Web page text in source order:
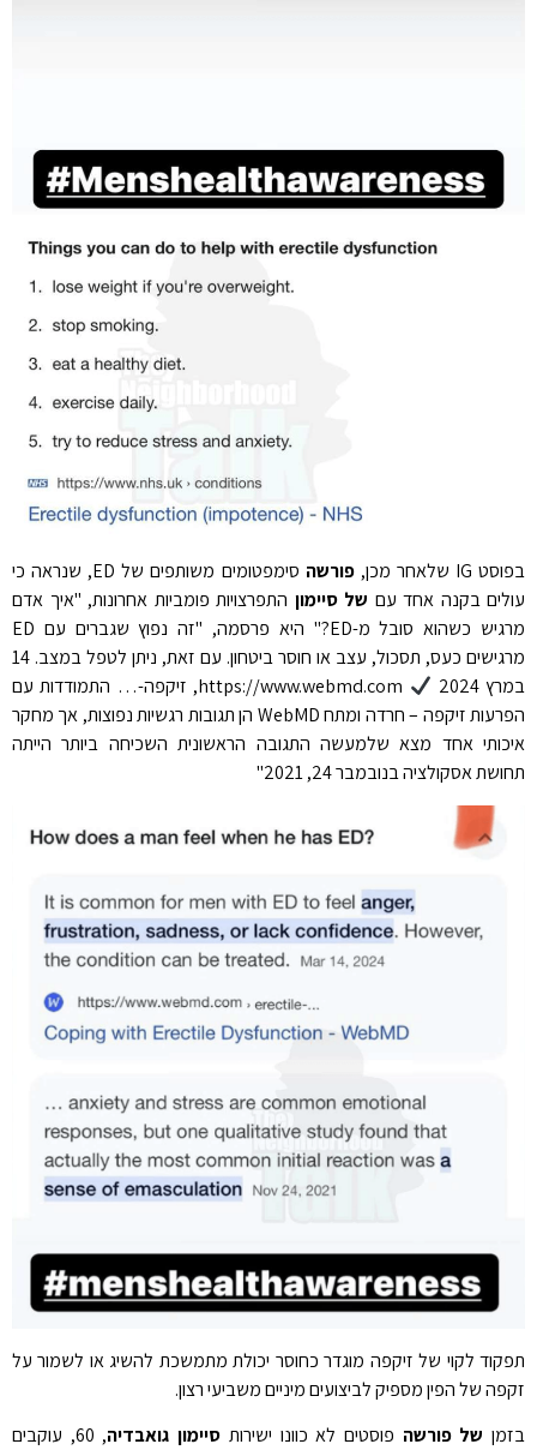
בפוסט IG שלאחר מכן, פורשה
סימפטומים משותפים של ED, שנראה כי
עולים בקנה אחד עם של סיימון התפרצויות פומביות אחרונות, "איך אדם
מרגיש כשהוא סובל מ-ED?" היא פרסמה, "זה נפוץ שגברים עם ED
מרגישים כעס, תסכול, עצב או חוסר ביטחון. עם זאת, ניתן לטפל במצב. 14
במרץ 2024
https://www.webmd.com, זיקפה-… התמודדות עם
הפרעות זיקפה – חרדה ומתח WebMD הן תגובות רגשיות נפוצות, אך מחקר
איכותי אחד מצא שלמעשה התגובה הראשונית השכיחה ביותר הייתה
תחושת אסקולציה בנובמבר 24, 2021"
תפקוד לקוי של זיקפה מוגדר כחוסר יכולת מתמשכת להשיג או לשמור על
זקפה של הפין מספיק לביצועים מיניים משביעי רצון.
בזמן של פורשה פוסטים לא כוונו ישירות סיימון גואבדיה
, 60, עוקבים